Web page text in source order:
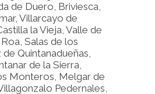
de Duero, Briviesca,
Villarcayo de
la Vieja, Valle de
Salas de los
Quintanadueñas,
de la Sierra,
Monteros, Melgar de
Pedernales,